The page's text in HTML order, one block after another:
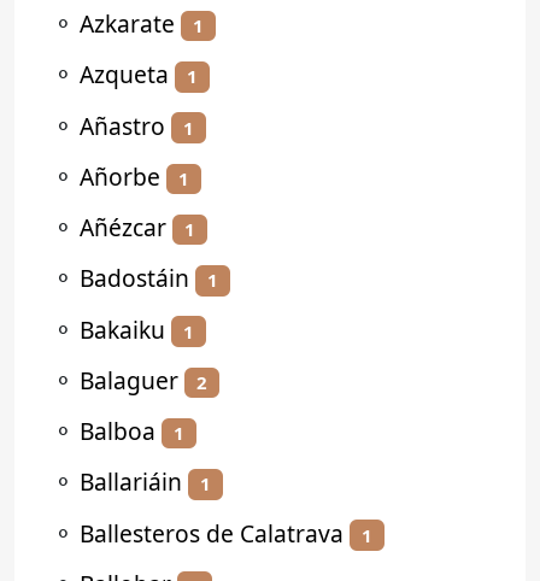
⚬ Azkarate 1
⚬ Azqueta 1
⚬ Añastro 1
⚬ Añorbe 1
⚬ Añézcar 1
⚬ Badostáin 1
⚬ Bakaiku 1
⚬ Balaguer 2
⚬ Balboa 1
⚬ Ballariáin 1
⚬ Ballesteros de Calatrava 1